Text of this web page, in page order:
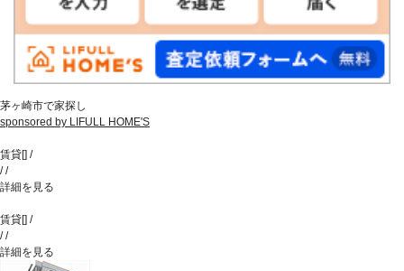
茅ヶ崎市で家探し
sponsored by LIFULL HOME'S
賃貸[] /
//
詳細を見る
賃貸[] /
//
詳細を見る